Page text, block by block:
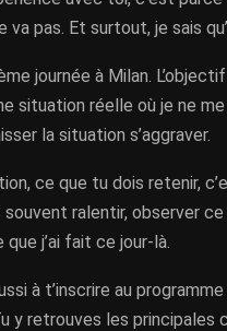
pas. Et surtout, je sais
journée à Milan.
situation réelle où je ne
la situation s’aggraver.
ce que tu dois retenir,
ralentir, observer
j’ai fait ce jour-là.
à t’inscrire au
y retrouves les principales